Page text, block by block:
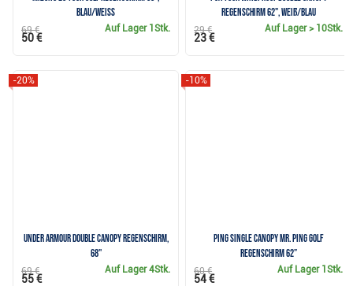
blau/weiss
Auf Lager 1Stk.
69 €
50 €
Regenschirm 62", weiß/blau
Auf Lager> 10Stk.
29 €
23 €
Under Armour Double Canopy Regenschirm,
68"
-20%
Auf Lager4Stk.
69 €
55 €
Ping Single Canopy Mr. Ping Golf
Regenschirm 62”
-10%
Auf Lager 1Stk.
60 €
54 €